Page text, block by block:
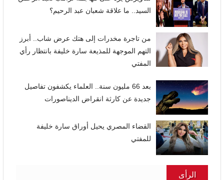
السيد.. ما علاقة شعبان عبد الرحيم؟
من تاجرة مخدرات إلى هتك عرض شاب.. أبرز
التهم الموجهة للمذيعة سارة خليفة بانتظار رأي
المفتي
بعد 66 مليون سنة.. العلماء يكشفون تفاصيل
جديدة عن كارثة انقراض الديناصورات
القضاء المصري يحيل أوراق سارة خليفة
للمفتي
الرأى